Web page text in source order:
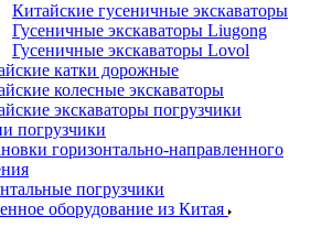
Китайские гусеничные экскаваторы
Гусеничные экскаваторы Liugong
Гусеничные экскаваторы Lovol
катки дорожные
колесные экскаваторы
экскаваторы погрузчики
погрузчики
горизонтально-направленного
погрузчики
оборудование из Китая